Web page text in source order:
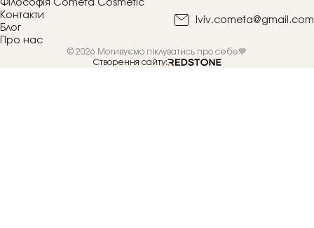
Філософія Cometa Cosmetic
Контакти
Блог
Про нас
lviv.cometa@gmail.com
© 2026 Мотивуємо піклуватись про себе💙
Створення сайту: